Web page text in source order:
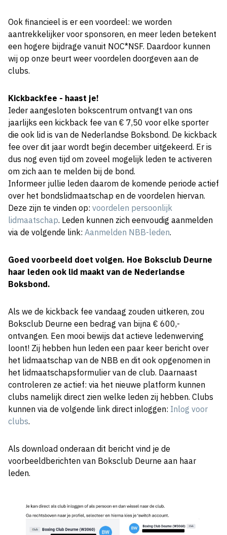
Ook financieel is er een voordeel: we worden
aantrekkelijker voor sponsoren, en meer leden betekent
een hogere bijdrage vanuit NOC*NSF. Daardoor kunnen
wij op onze beurt weer voordelen doorgeven aan de
clubs.
Kickbackfee - haast je!
Ieder aangesloten bokscentrum ontvangt van ons
jaarlijks een kickback fee van € 7,50 voor elke sporter
die ook lid is van de Nederlandse Boksbond. De kickback
fee over dit jaar wordt begin december uitgekeerd. Er is
dus nog even tijd om zoveel mogelijk leden te activeren
om zich aan te melden bij de bond.
Informeer jullie leden daarom de komende periode actief
over het bondslidmaatschap en de voordelen hiervan.
Deze zijn te vinden op: voordelen persoonlijk
lidmaatschap. Leden kunnen zich eenvoudig aanmelden
via de volgende link: Aanmelden NBB-leden.
Goed voorbeeld doet volgen. Hoe Boksclub Deurne
haar leden ook lid maakt van de Nederlandse
Boksbond.
Als we de kickback fee vandaag zouden uitkeren, zou
Boksclub Deurne een bedrag van bijna € 600,-
ontvangen. Een mooi bewijs dat actieve ledenwerving
loont! Zij hebben hun leden een paar keer bericht over
het lidmaatschap van de NBB en dit ook opgenomen in
het lidmaatschapsformulier van de club. Daarnaast
controleren ze actief: via het nieuwe platform kunnen
clubs namelijk direct zien welke leden zij hebben. Clubs
kunnen via de volgende link direct inloggen: Inlog voor
clubs.
Als download onderaan dit bericht vind je de
voorbeeldberichten van Boksclub Deurne aan haar
leden.